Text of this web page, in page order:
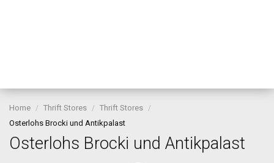
Home Thrift Stores
Thrift Stores
Osterlohs Brocki und Antikpalast
Osterlohs Brocki und Antikpalast